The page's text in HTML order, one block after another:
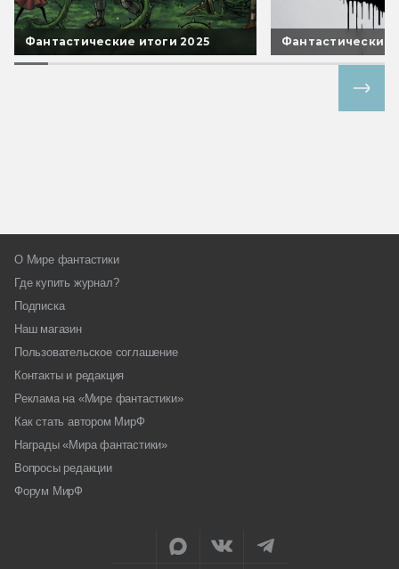
Фантастические итоги 2025 Фантастические
О Мире фантастики
Где купить журнал?
Подписка
Наш магазин
Пользовательское соглашение
Контакты и редакция
Реклама на «Мире фантастики»
Как стать автором МирФ
Награды «Мира фантастики»
Вопросы редакции
Форум МирФ